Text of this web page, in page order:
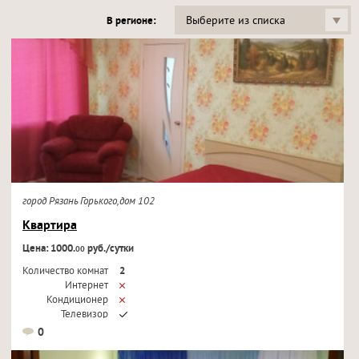
В регионе: Выберите из списка
город Рязань Горького,дом 102
Квартира
Цена: 1000.00руб./сутки
Количество комнат
2
Интернет
Кондиционер
Телевизор
0